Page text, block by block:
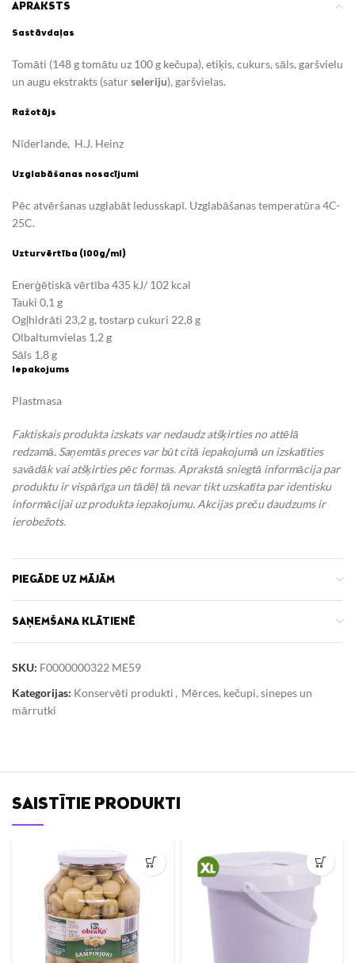
APRAKSTS
Sastāvdaļas
Tomāti (148 g tomātu uz 100 g kečupa), etiķis, cukurs, sāls, garšvielu
un augu ekstrakts (saturseleriju), garšvielas.
Ražotājs
Nīderlande, H.J. Heinz
Uzglabāšanas nosacījumi
Pēc atvēršanas uzglabāt ledusskapī. Uzglabāšanas temperatūra 4C-
25C.
Uzturvērtība (100g/ml)
Enerģētiskā vērtība 435 kJ/ 102 kcal
Tauki 0,1 g
Ogļhidrāti 23,2 g, tostarp cukuri 22,8 g
Olbaltumvielas 1,2 g
Sāls 1,8 g
Iepakojums
Plastmasa
Faktiskais produkta izskats var nedaudz atšķirties no attēlā
redzamā. Saņemtās preces var būt citā iepakojumā un izskatīties
savādāk vai atšķirties pēc formas. Aprakstā sniegtā informācija par
produktu ir vispārīga un tādēļ tā nevar tikt uzskatīta par identisku
informācijai uz produkta iepakojumu. Akcijas preču daudzums ir
ierobežots.
PIEGĀDE UZ MĀJĀM
SAŅEMŠANA KLĀTIENĒ
SKU: F0000000322 ME59
Kategorijas: Konservēti produkti , Mērces, kečupi, sinepes un
mārrutki
SAISTĪTIE PRODUKTI